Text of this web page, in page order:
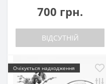
700 грн.
ВІДСУТНІЙ
Очікується надходження